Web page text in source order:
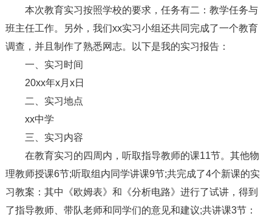
本次教育实习按照学校的要求，任务有二：教学任务与
班主任工作。另外，我们xx实习小组还共同完成了一个教育
调查，并且制作了熟悉网志。以下是我的实习报告：
一、实习时间
20xx年x月x日
二、实习地点
xx中学
三、实习内容
在教育实习的四周内，听取指导教师的课11节。其他物
理教师授课6节;听取组内同学讲课9节;共完成了4个新课的实
习教案：其中《欧姆表》和《分析电路》进行了试讲，得到
了指导教师、带队老师和同学们的意见和建议;共讲课3节：